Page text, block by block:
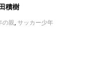
積樹
の親,サッカー少年